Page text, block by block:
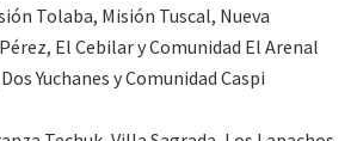
Tolaba, Misión Tuscal, Nueva
El Cebilar y Comunidad El Arenal
Yuchanes y Comunidad Caspi